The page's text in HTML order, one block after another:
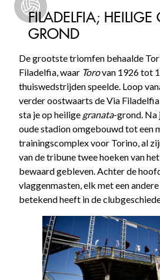
FILADELFIA;
GROND
De grootste triomfen behaalde
Filadelfia, waar Torovan 1926 tot
thuiswedstrijden speelde. Loop
verder oostwaarts de Via Filadelfia
sta je op heilige granata-grond. Na
oude stadion omgebouwd tot een
trainingscomplex voor Torino, al
van de tribune twee hoeken van
bewaard gebleven. Achter de
vlaggenmasten, elk met een
betekend heeft in de